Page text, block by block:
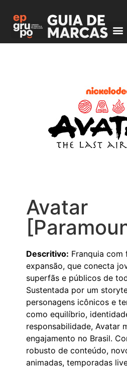
Avatar
Descritivo: Franquia com
expansão, que conecta
superfãs e públicos de
Sustentada por um
personagens icônicos e
como equilíbrio,
responsabilidade, Avatar
engajamento no Brasil.
robusto deconteúdo,
animadas, temporadas